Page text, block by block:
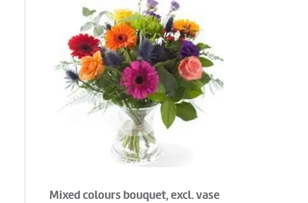
Mixed colours bouquet, excl. vase